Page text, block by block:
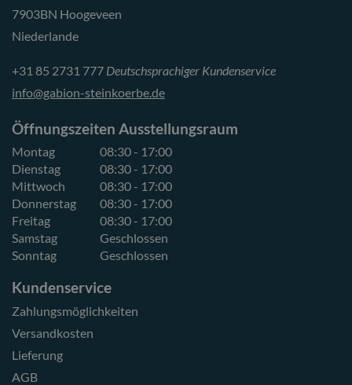
7903BN Hoogeveen
Niederlande
+31 85 2731 777 Deutschsprachiger Kundenservice
info@gabion-steinkoerbe.de
Öffnungszeiten Ausstellungsraum
Montag
08:30 - 17:00
Dienstag
08:30 - 17:00
Mittwoch
08:30 - 17:00
Donnerstag
08:30 - 17:00
Freitag
08:30 - 17:00
Samstag
Geschlossen
Sonntag
Geschlossen
Kundenservice
Zahlungsmöglichkeiten
Versandkosten
Lieferung
AGB